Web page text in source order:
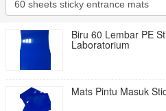
Biru 60 Lembar PE
Laboratorium
Mats Pintu Masuk